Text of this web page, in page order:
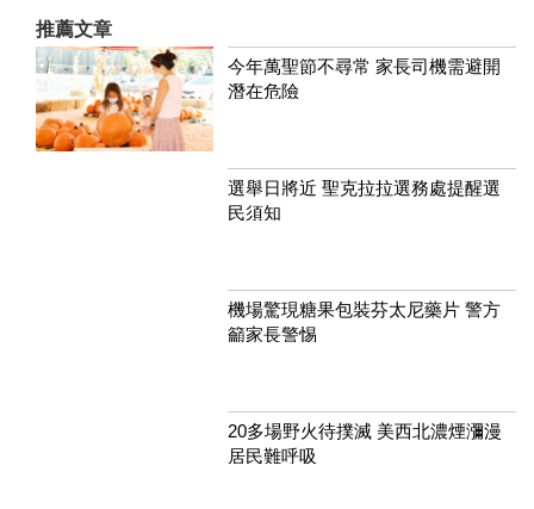
推薦文章
今年萬聖節不尋常 家長司機需避開
潛在危險
選舉日將近 聖克拉拉選務處提醒選
民須知
機場驚現糖果包裝芬太尼藥片 警方
籲家長警惕
20多場野火待撲滅 美西北濃煙瀰漫
居民難呼吸